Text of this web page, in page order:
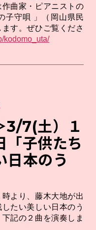
曲家・ピアニストの
子守唄 」（岡山県民
す。ぜひご覧くださ
kodomo_uta/
3/7(土）１
「子供たち
日本のう
より、藤木大地が出
たい美しい日本のう
記の２曲を演奏しま